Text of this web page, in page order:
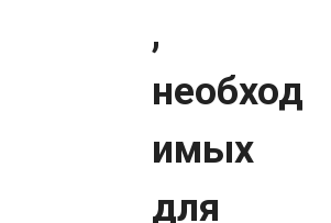
,
необход
имых
для